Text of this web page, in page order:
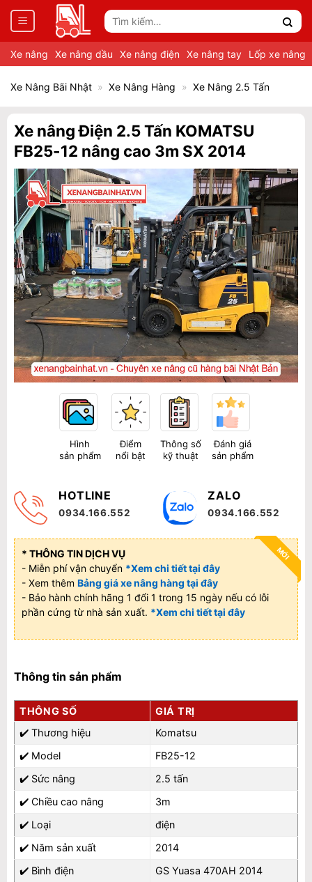
Tìm
kiếm:
Xe nâng
Xe nâng dầu Xe nâng điện Xe nâng tay Lốp xe nâng
Xe Nâng Bãi Nhật » Xe Nâng Hàng » Xe Nâng 2.5 Tấn
Xe nâng Điện 2.5 Tấn KOMATSU
FB25-12 nâng cao 3m SX 2014
Hình
sản phẩm
Điểm
nổi bật
Thông số
kỹ thuật
Đánh giá
sản phẩm
HOTLINE
0934.166.552
ZALO
0934.166.552
MỚI
* THÔNG TIN DỊCH VỤ
- Miễn phí vận chuyển *Xem chi tiết tại đây
- Xem thêm Bảng giá xe nâng hàng tại đây
- Bảo hành chính hãng 1 đổi 1 trong 15 ngày nếu có lỗi
phần cứng từ nhà sản xuất. *Xem chi tiết tại đây
Thông tin sản phẩm
THÔNG SỐ
GIÁ TRỊ
✔️ Thương hiệu
Komatsu
✔️ Model
FB25-12
✔️ Sức nâng
2.5 tấn
✔️ Chiều cao nâng
3m
✔️ Loại
điện
✔️ Năm sản xuất
2014
✔️ Bình điện
GS Yuasa 470AH 2014